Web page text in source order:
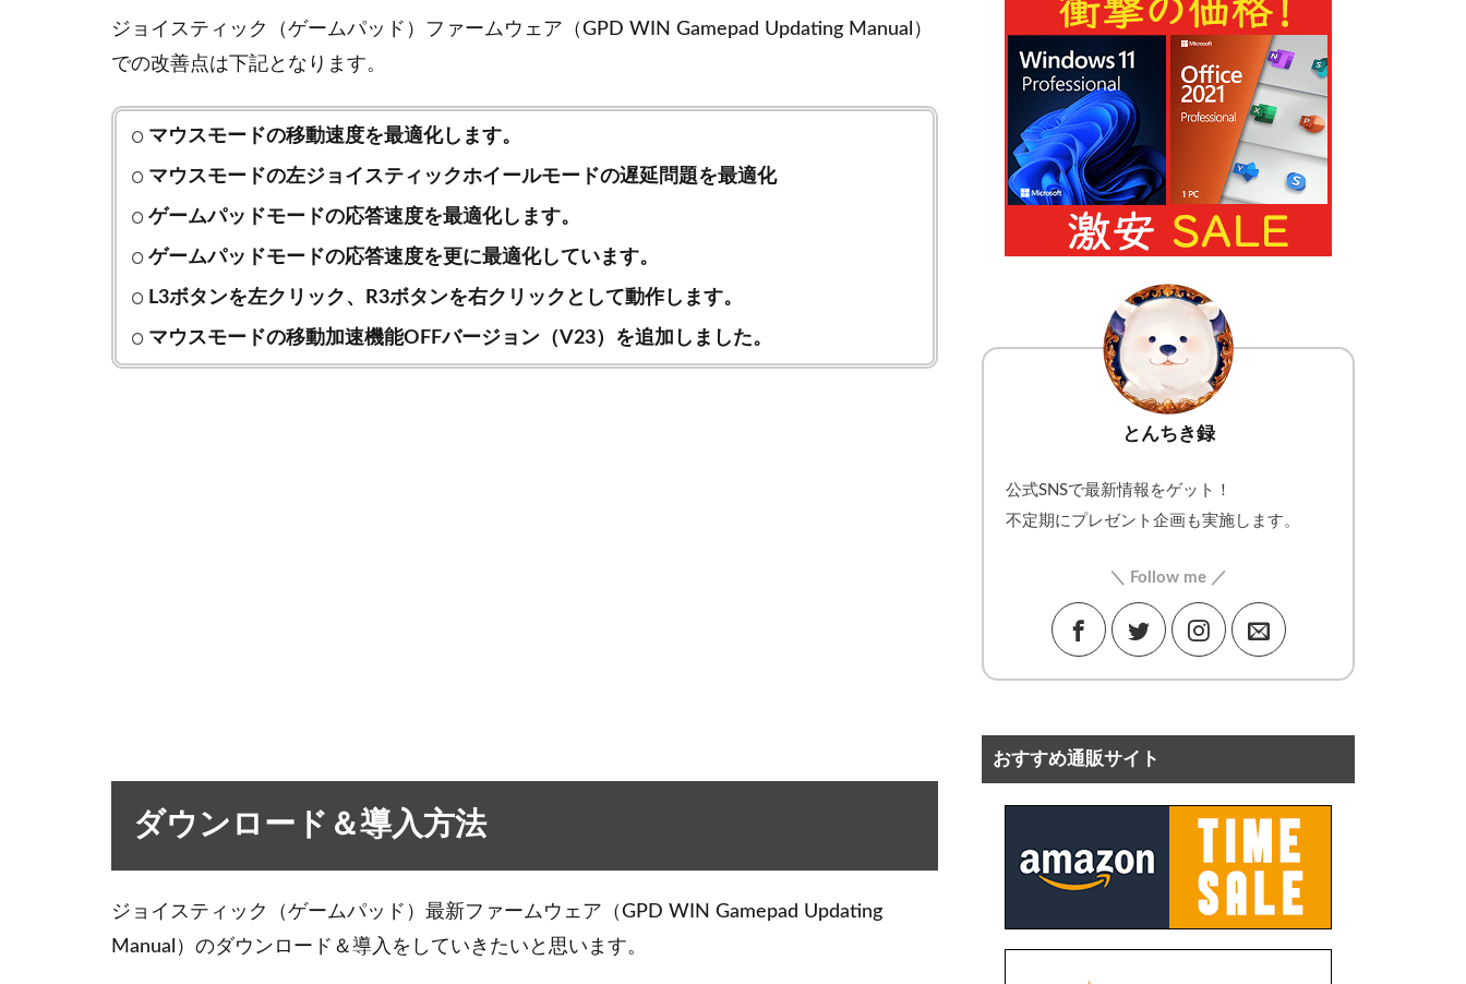
ジョイスティック（ゲームパッド）ファームウェア（GPD WIN Gamepad Updating Manual）
での改善点は下記となります。
マウスモードの移動速度を最適化します。
マウスモードの左ジョイスティックホイールモードの遅延問題を最適化
ゲームパッドモードの応答速度を最適化します。
ゲームパッドモードの応答速度を更に最適化しています。
L3ボタンを左クリック、R3ボタンを右クリックとして動作します。
マウスモードの移動加速機能OFFバージョン（V23）を追加しました。
ダウンロード＆導入方法
ジョイスティック（ゲームパッド）最新ファームウェア（GPD WIN Gamepad Updating
Manual）のダウンロード＆導入をしていきたいと思います。
とんちき録
公式SNSで最新情報をゲット！
不定期にプレゼント企画も実施します。
＼ Follow me ／
おすすめ通販サイト